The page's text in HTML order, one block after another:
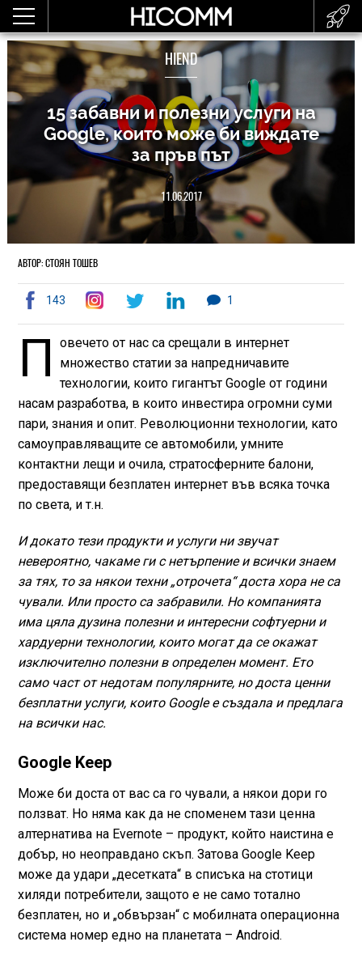
HIEND
15 забавни и полезни услуги на
Google, които може би виждате
за пръв път
11.06.2017
АВТОР: СТОЯН ТОШЕВ
143 1
П
овечето от нас са срещали в интернет
множество статии за напредничавите
технологии, които гигантът Google от години
насам разработва, в които инвестира огромни суми
пари, знания и опит. Революционни технологии, като
самоуправляващите се автомобили, умните
контактни лещи и очила, стратосферните балони,
предоставящи безплатен интернет във всяка точка
по света, и т.н.
И докато тези продукти и услуги ни звучат
невероятно, чакаме ги с нетърпение и всички знаем
за тях, то за някои техни „отрочета“ доста хора не са
чували. Или просто са забравили. Но компанията
има цяла дузина полезни и интересни софтуерни и
хардуерни технологии, които могат да се окажат
изключително полезни в определен момент. Ето
само част от недотам популярните, но доста ценни
безплатни услуги, които Google е създала и предлага
на всички нас.
Google Keep
Може би доста от вас са го чували, а някои дори го
ползват. Но няма как да не споменем тази ценна
алтернатива на Evernote – продукт, който наистина е
добър, но неоправдано скъп. Затова Google Keep
може да удари „десетката“ в списъка на стотици
хиляди потребители, защото е не само тотално
безплатен, но и „обвързан“ с мобилната операционна
система номер едно на планетата – Android.